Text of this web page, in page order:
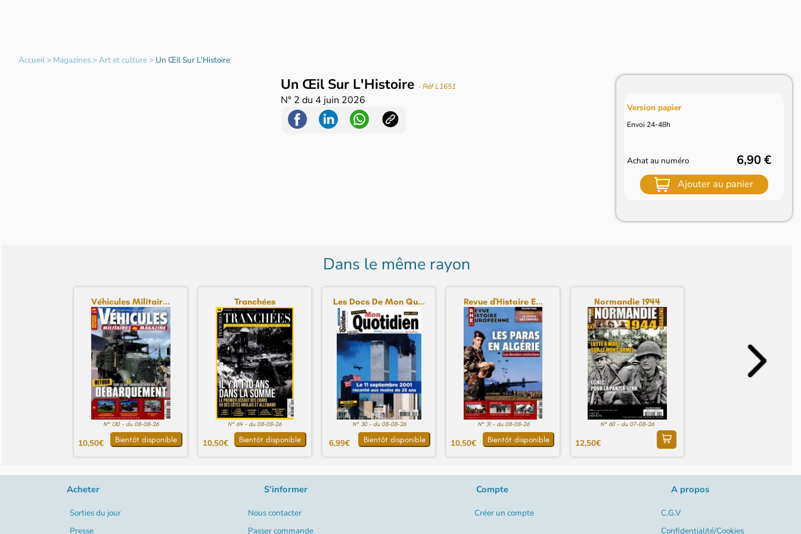
Accueil> Magazines>Art et culture> Un Œil Sur L'Histoire
Un Œil Sur L'Histoire - Réf L1651
N° 2 du4 juin 2026
Version papier
Envoi 24-48h
Achat au numéro 6,90 €
Ajouter au panier
Dans le même rayon
Véhicules Militair...
N° 130 - du 08-08-26
10,50€ Bientôt disponible
Tranchées
N° 64 - du 08-08-26
10,50€ Bientôt disponible
Les Docs De Mon Qu...
N° 30 - du 08-08-26
6,99€ Bientôt disponible
Revue d'Histoire E...
N° 31 - du 08-08-26
10,50€ Bientôt disponible
Normandie 1944
N° 60 - du 07-08-26
12,50€
Acheter
Sorties du jour
Presse
S'informer
Nous contacter
Passer commande
Compte
Créer un compte
A propos
C.G.V
Confidentialité/Cookies